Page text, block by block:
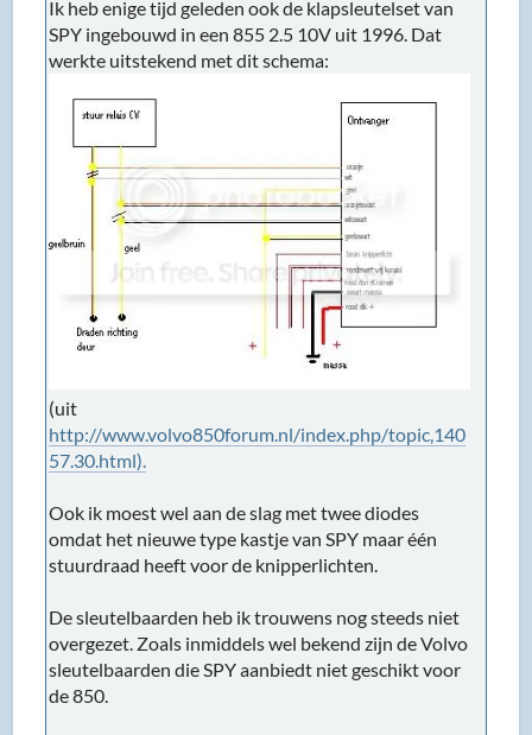
Ik heb enige tijd geleden ook de klapsleutelset van
SPY ingebouwd in een 855 2.5 10V uit 1996. Dat
werkte uitstekend met dit schema:
(uit
http://www.volvo850forum.nl/index.php/topic,140
57.30.html).
Ook ik moest wel aan de slag met twee diodes
omdat het nieuwe type kastje van SPY maar één
stuurdraad heeft voor de knipperlichten.
De sleutelbaarden heb ik trouwens nog steeds niet
overgezet. Zoals inmiddels wel bekend zijn de Volvo
sleutelbaarden die SPY aanbiedt niet geschikt voor
de 850.